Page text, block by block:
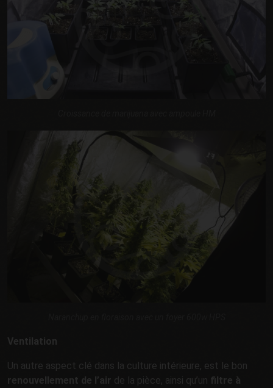
Ventilation
Un autre aspect clé dans la culture intérieure, est le bon
renouvellement de l’air de la pièce, ainsi qu’un filtre à